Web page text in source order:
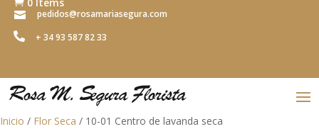
 pedidos@rosamariasegura.com
 + 34 93 587 82 33
Inicio / Flor Seca / 10-01 Centro de lavanda seca